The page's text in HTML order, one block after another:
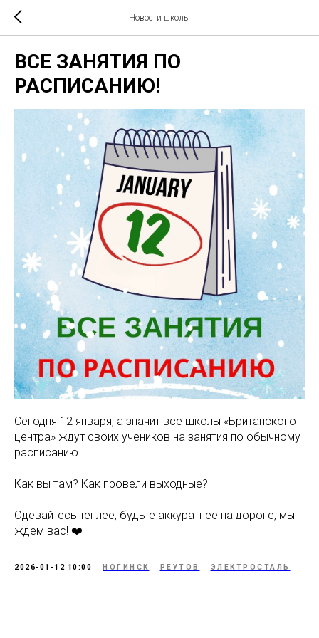
Новости школы
ВСЕ ЗАНЯТИЯ ПО
РАСПИСАНИЮ!
Сегодня 12 января, а значит все школы «Британского
центра» ждут своих учеников на занятия по обычному
расписанию.
Как вы там? Как провели выходные?
Одевайтесь теплее, будьте аккуратнее на дороге, мы
ждем вас! ❤️
2026-01-12 10:00 НОГИНСК РЕУТОВ ЭЛЕКТРОСТАЛЬ